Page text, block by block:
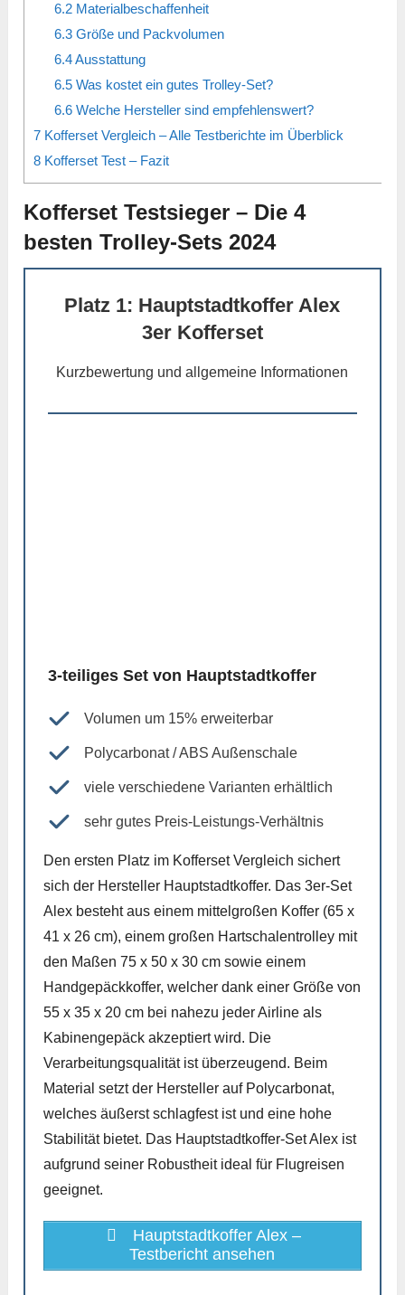
6.2Materialbeschaffenheit
6.3Größe und Packvolumen
6.4Ausstattung
6.5Was kostet ein gutes Trolley-Set?
6.6Welche Hersteller sind empfehlenswert?
7 Kofferset Vergleich – Alle Testberichte im Überblick
8 Kofferset Test – Fazit
Kofferset Testsieger – Die 4
besten Trolley-Sets 2024
Platz 1: Hauptstadtkoffer Alex
3er Kofferset
Kurzbewertung und allgemeine Informationen
3-teiliges Set von Hauptstadtkoffer
Volumen um 15% erweiterbar
Polycarbonat / ABS Außenschale
viele verschiedene Varianten erhältlich
sehr gutes Preis-Leistungs-Verhältnis
Den ersten Platz im Kofferset Vergleich sichert
sich der Hersteller Hauptstadtkoffer. Das 3er-Set
Alex besteht aus einem mittelgroßen Koffer (65 x
41 x 26 cm), einem großen Hartschalentrolley mit
den Maßen 75 x 50 x 30 cm sowie einem
Handgepäckkoffer, welcher dank einer Größe von
55 x 35 x 20 cm bei nahezu jeder Airline als
Kabinengepäck akzeptiert wird. Die
Verarbeitungsqualität ist überzeugend. Beim
Material setzt der Hersteller auf Polycarbonat,
welches äußerst schlagfest ist und eine hohe
Stabilität bietet. Das Hauptstadtkoffer-Set Alex ist
aufgrund seiner Robustheit ideal für Flugreisen
geeignet.
Hauptstadtkoffer Alex –
Testbericht ansehen